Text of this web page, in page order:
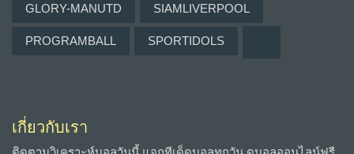
GLORY-MANUTD SIAMLIVERPOOL
PROGRAMBALL SPORTIDOLS
เกี่ยวกับเรา